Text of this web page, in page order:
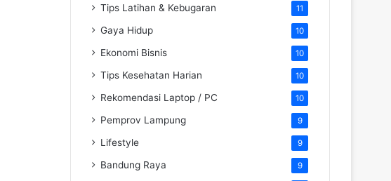
Tips Latihan & Kebugaran 11
Gaya Hidup 10
Ekonomi Bisnis 10
Tips Kesehatan Harian 10
Rekomendasi Laptop / PC 10
Pemprov Lampung 9
Lifestyle 9
Bandung Raya 9